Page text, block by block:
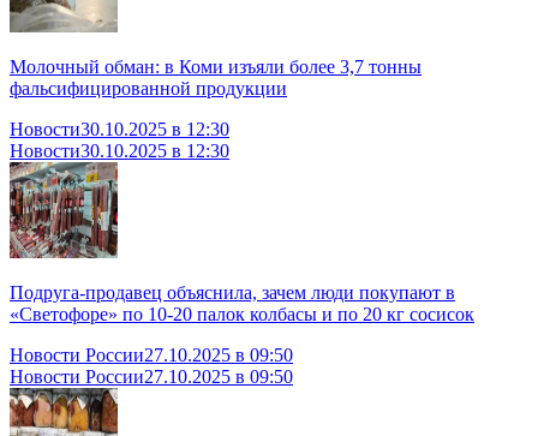
Молочный обман: в Коми изъяли более 3,7 тонны
фальсифицированной продукции
Новости30.10.2025 в 12:30
Новости30.10.2025 в 12:30
Подруга-продавец объяснила, зачем люди покупают в
«Светофоре» по 10-20 палок колбасы и по 20 кг сосисок
Новости России27.10.2025 в 09:50
Новости России27.10.2025 в 09:50